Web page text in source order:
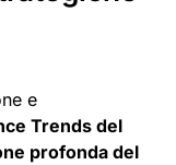
e
Trends del
profonda del